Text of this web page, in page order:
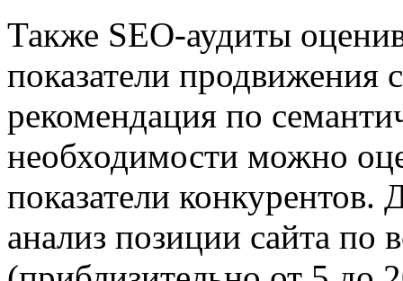
Также SEO-аудиты
показатели продвижения
рекомендация по
необходимости можно
показатели конкурентов.
анализ позиции сайта по